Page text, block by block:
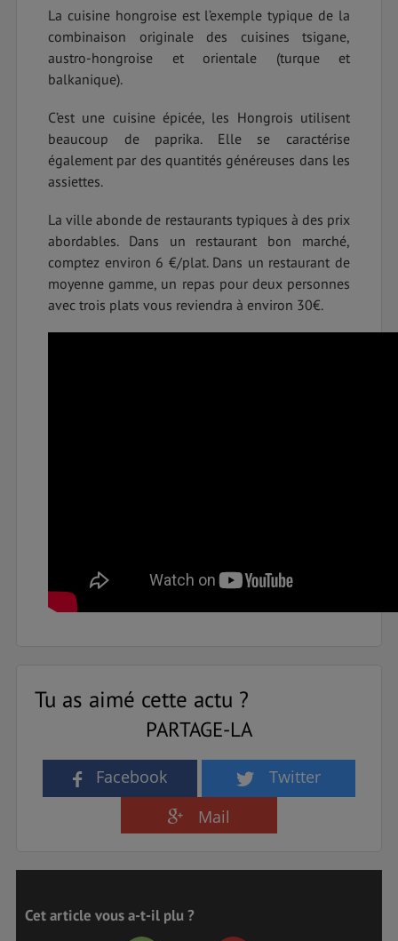
La cuisine hongroise est l’exemple typique de la
combinaison originale des cuisines tsigane,
austro-hongroise et orientale (turque et
balkanique).
C’est une cuisine épicée, les Hongrois utilisent
beaucoup de paprika. Elle se caractérise
également par des quantités généreuses dans les
assiettes.
La ville abonde de restaurants typiques à des prix
abordables. Dans un restaurant bon marché,
comptez environ 6 €/plat. Dans un restaurant de
moyenne gamme, un repas pour deux personnes
avec trois plats vous reviendra à environ 30€.
Tu as aimé cette actu ?
PARTAGE-LA
Facebook
Twitter
Mail
Cet article vous a-t-il plu ?